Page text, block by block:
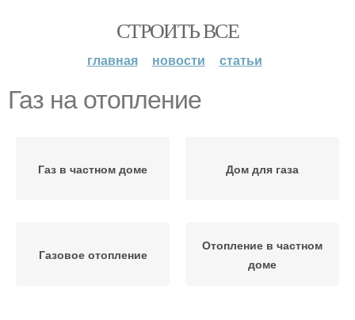
СТРОИТЬ ВСЕ
главная новости статьи
Газ на отопление
Газ в частном доме Дом для газа
Газовое отопление
Отопление в частном
доме